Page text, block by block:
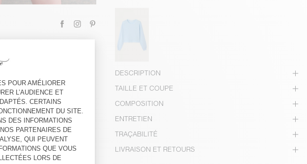
DESCRIPTION
TAILLE ET COUPE
COMPOSITION
ENTRETIEN
TRAÇABILITÉ
LIVRAISON ET RETOURS